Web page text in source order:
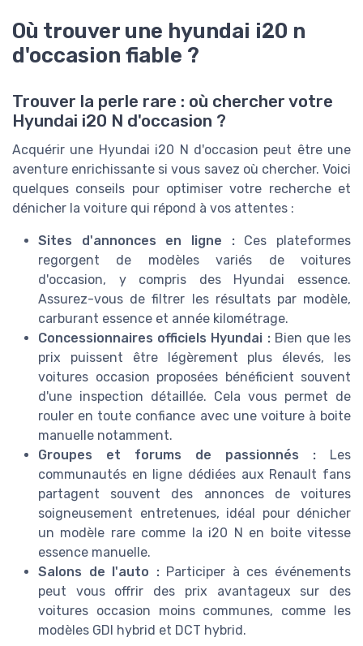
Où trouver une hyundai i20 n
d'occasion fiable ?
Trouver la perle rare : où chercher votre
Hyundai i20 N d'occasion ?
Acquérir une Hyundai i20 N d'occasion peut être une
aventure enrichissante si vous savez où chercher. Voici
quelques conseils pour optimiser votre recherche et
dénicher la voiture qui répond à vos attentes :
Sites d'annonces en ligne :Ces plateformes
regorgent de modèles variés de voitures
d'occasion, y compris des Hyundai essence.
Assurez-vous de filtrer les résultats par modèle,
carburant essence et année kilométrage.
Concessionnaires officiels Hyundai :Bien que les
prix puissent être légèrement plus élevés, les
voitures occasion proposées bénéficient souvent
d'une inspection détaillée. Cela vous permet de
rouler en toute confiance avec une voiture à boite
manuelle notamment.
Groupes et forums de passionnés : Les
communautés en ligne dédiées aux Renault fans
partagent souvent des annonces de voitures
soigneusement entretenues, idéal pour dénicher
un modèle rare comme la i20 N en boite vitesse
essence manuelle.
Salons de l'auto :Participer à ces événements
peut vous offrir des prix avantageux sur des
voitures occasion moins communes, comme les
modèles GDI hybrid et DCT hybrid.